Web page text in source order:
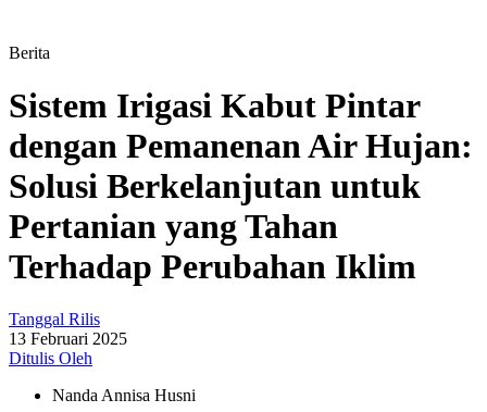
Berita
Sistem Irigasi Kabut Pintar
dengan Pemanenan Air Hujan:
Solusi Berkelanjutan untuk
Pertanian yang Tahan
Terhadap Perubahan Iklim
Tanggal Rilis
13 Februari 2025
Ditulis Oleh
Nanda Annisa Husni